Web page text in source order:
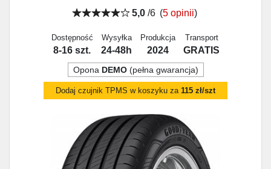
5,0 /6 (5 opinii)
Dostępność
8-16 szt.
Wysyłka
24-48h
Produkcja
2024
Transport
GRATIS
Opona DEMO(pełna gwarancja)
Dodaj czujnik TPMS w koszyku za 115 zł/szt